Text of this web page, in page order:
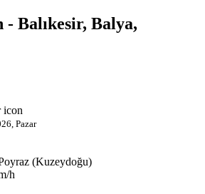
Balıkesir, Balya,
Pazar
(Kuzeydoğu)
h